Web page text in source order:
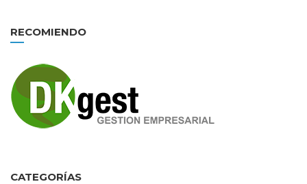
RECOMIENDO
CATEGORÍAS